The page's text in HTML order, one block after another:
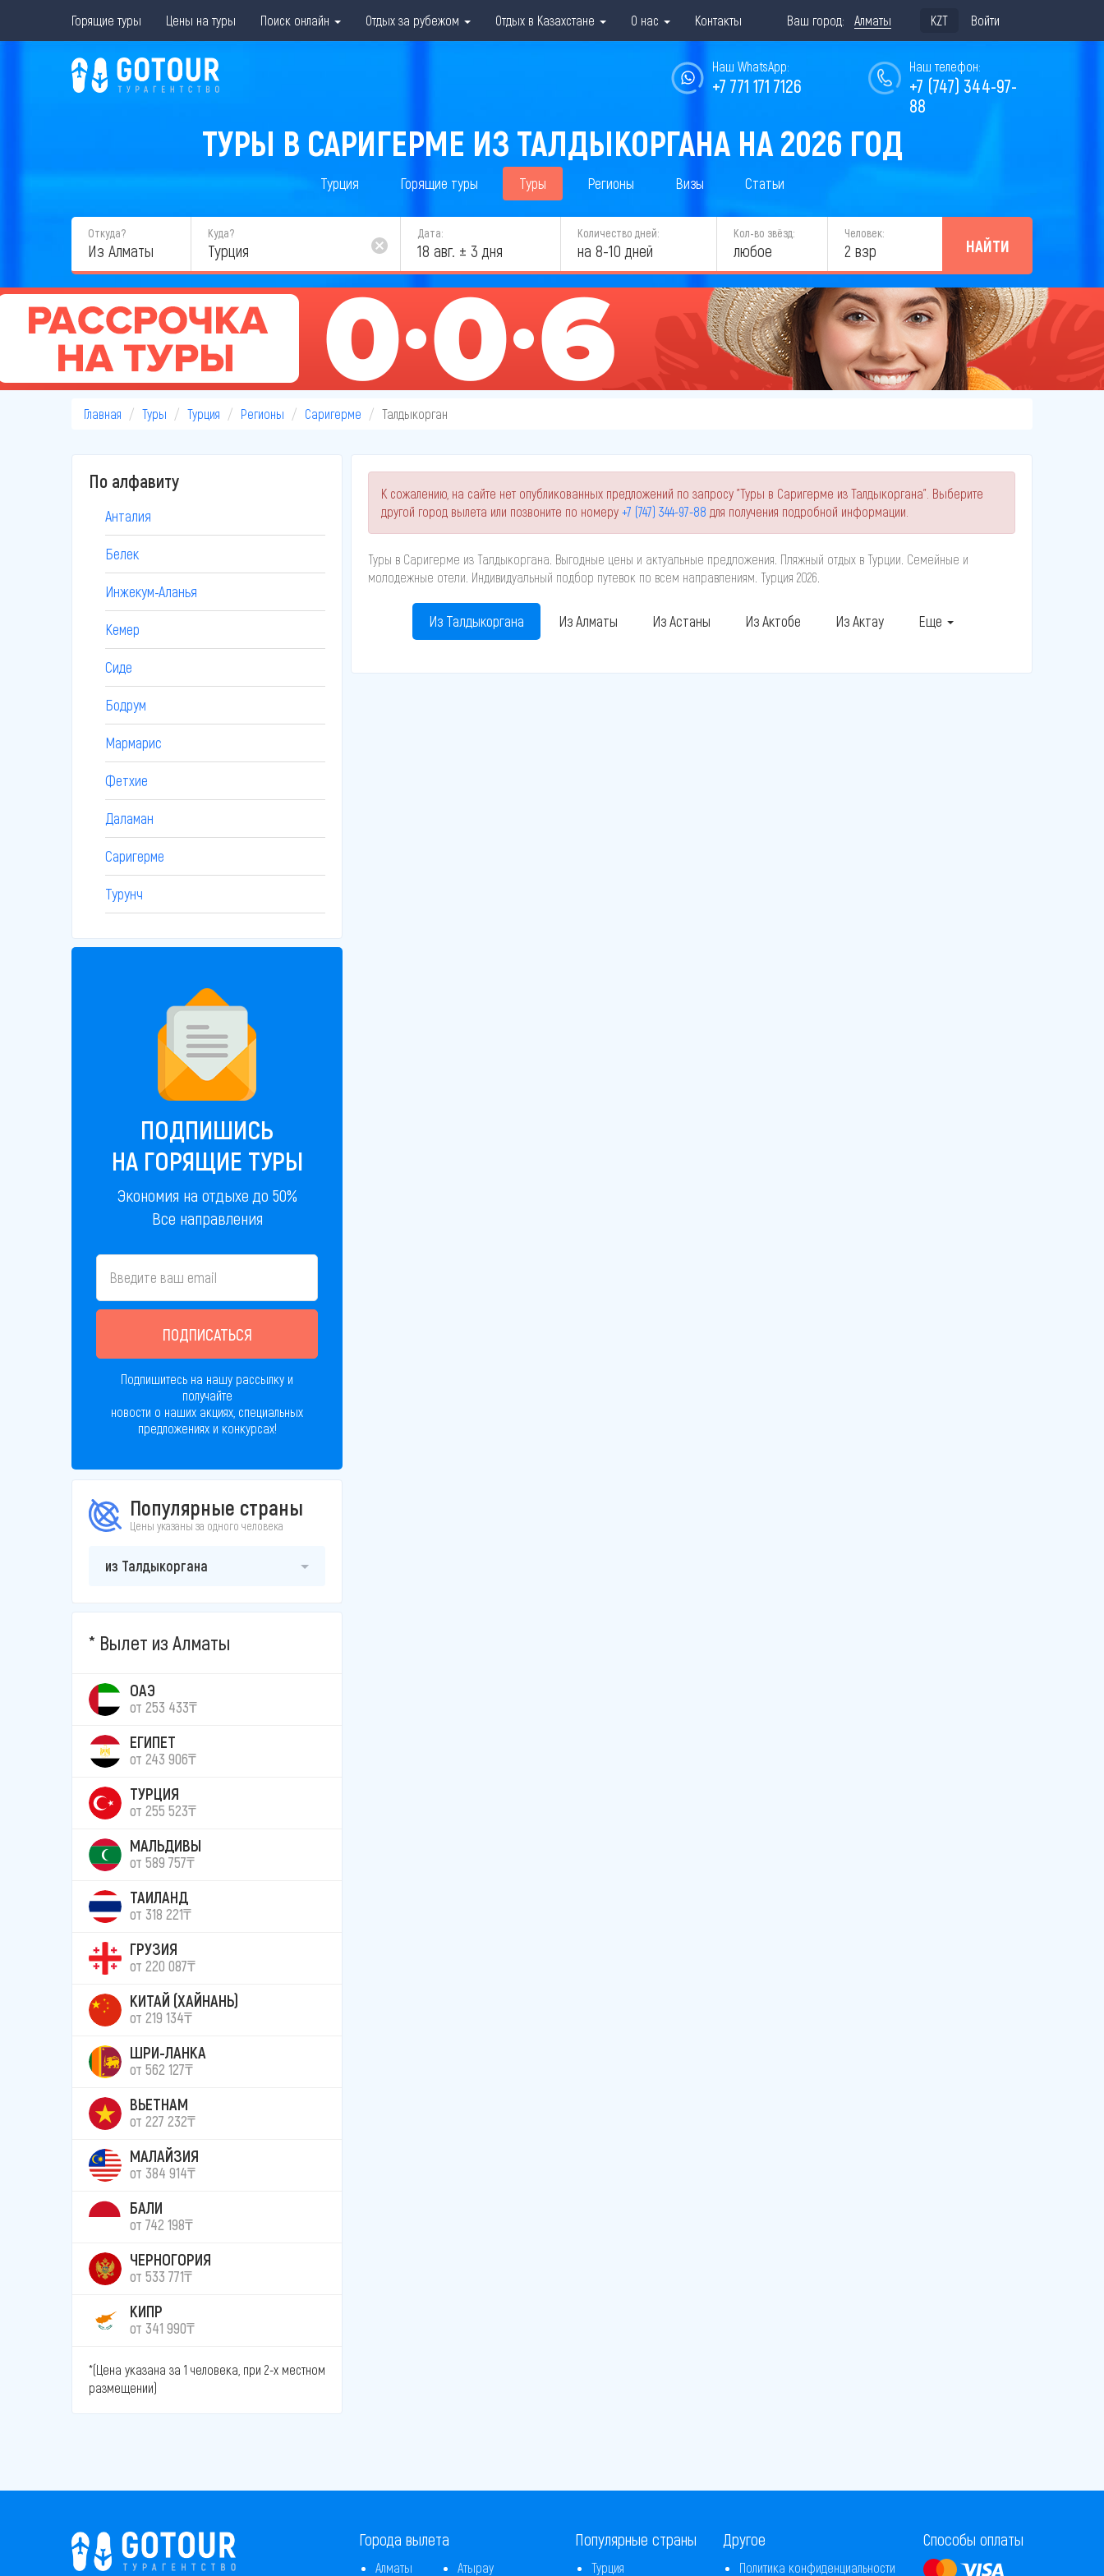
Горящие туры Цены на туры Поиск онлайн Отдых за рубежом Отдых в Казахстане О нас Контакты Ваш город: Алматы KZT Войти
Наш телефон:
+7 (747) 344-97-
88
Наш WhatsApp:
+7 771 171 7126
ТУРЫ В САРИГЕРМЕ ИЗ ТАЛДЫКОРГАНА НА 2026 ГОД
Турция Горящие туры Туры Регионы Визы Статьи
Откуда?
Из Алматы
Куда? Дата:
18 авг. ± 3 дня
Количество дней:
на 8-10 дней
Кол-во звёзд:
любое
Человек:
2 взр НАЙТИ
Главная Туры Турция Регионы Саригерме Талдыкорган
По алфавиту
Анталия
Белек
Инжекум-Аланья
Кемер
Сиде
Бодрум
Мармарис
Фетхие
Даламан
Саригерме
Турунч
ПОДПИШИСЬ
НА ГОРЯЩИЕ ТУРЫ
Экономия на отдыхе до 50%
Все направления
ПОДПИСАТЬСЯ
Подпишитесь на нашу рассылку и
получайте
новости о наших акциях, специальных
предложениях и конкурсах!
Популярные страны
Цены указаны за одного человека
из Талдыкоргана
Вылет из Алматы
ОАЭ
от 253 433₸
ЕГИПЕТ
от 243 906₸
ТУРЦИЯ
от 255 523₸
МАЛЬДИВЫ
от 589 757₸
ТАИЛАНД
от 318 221₸
ГРУЗИЯ
от 220 087₸
КИТАЙ (ХАЙНАНЬ)
от 219 134₸
ШРИ-ЛАНКА
от 562 127₸
ВЬЕТНАМ
от 227 232₸
МАЛАЙЗИЯ
от 384 914₸
БАЛИ
от 742 198₸
ЧЕРНОГОРИЯ
от 533 771₸
КИПР
от 341 990₸
*(Цена указана за 1 человека, при 2-х местном
размещении)
К сожалению, на сайте нет опубликованных предложений по запросу "Туры в Саригерме из Талдыкоргана". Выберите
другой город вылета или позвоните по номеру +7 (747) 344-97-88 для получения подробной информации.
Туры в Саригерме из Талдыкоргана. Выгодные цены и актуальные предложения. Пляжный отдых в Турции. Семейные и
молодежные отели. Индивидуальный подбор путевок по всем направлениям. Турция 2026.
Из Талдыкоргана Из Алматы Из Астаны Из Актобе Из Актау Еще
Города вылета
Алматы Атырау
Популярные страны
Турция
Другое
Политика конфиденциальности
Способы оплаты